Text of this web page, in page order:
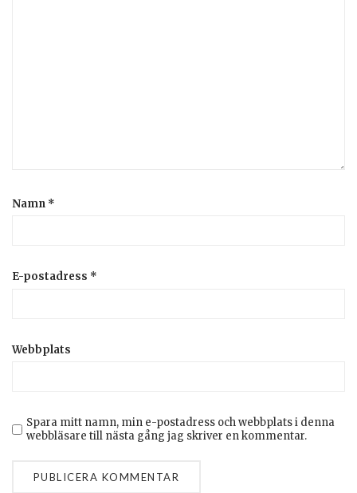
Namn *
E-postadress *
Webbplats
Spara mitt namn, min e-postadress och webbplats i denna
webbläsare till nästa gång jag skriver en kommentar.